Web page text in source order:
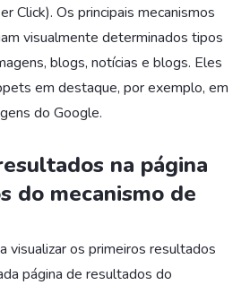
Click). Os principais mecanismos
visualmente determinados tipos
blogs, notícias e blogs. Eles
em destaque, por exemplo, em
do Google.
na página
do mecanismo de
visualizar os primeiros resultados
página de resultados do